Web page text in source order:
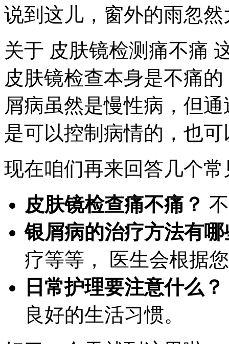
说到这儿，窗外的雨忽
关于 皮肤镜检测痛不痛
皮肤镜检查本身是不痛
屑病虽然是慢性病，但
是可以控制病情的，也
现在咱们再来回答几个
皮肤镜检查痛不痛？
银屑病的治疗方法有哪
疗等等， 医生会根据
日常护理要注意什么？
良好的生活习惯。